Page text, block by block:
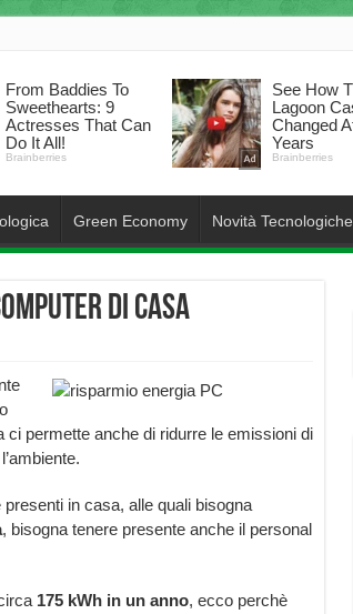
Green Economy Novità Tecnologiche
di casa
permette anche di ridurre le emissioni di
in casa, alle quali bisogna
, bisogna tenere presente anche il personal
175 kWh in un anno, ecco perchè